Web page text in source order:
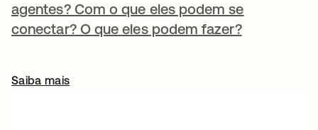
agentes? Com o que eles podem se
conectar? O que eles podem fazer?
Saiba mais